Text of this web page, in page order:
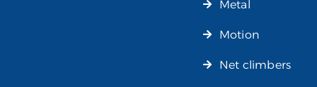
Metal
Motion
Net climbers